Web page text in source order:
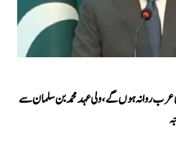
روانہ ہوں گے، ولی عہد محمد بن سلمان سے